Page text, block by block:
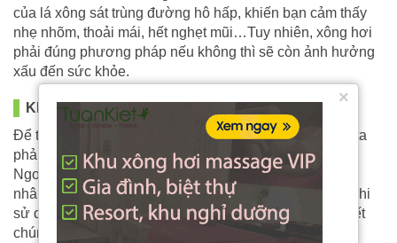
×
của lá xông sát trùng đường hô hấp, khiến bạn cảm thấy
nhẹ nhõm, thoải mái, hết nghẹt mũi…Tuy nhiên, xông hơi
phải đúng phương pháp nếu không thì sẽ còn ảnh hưởng
xấu đến sức khỏe.
KẾT LUẬN
Để trả lời cho việc xông hơi nhiều có tốt không, chúng ta
phải dựa trên từng quá trình và trường hợp xông hơi.
Ngoài ra các bạn cũng cần tham khảo thêm ý kiến của
nhân viên tư vấn cũng như ý kiến của các chuyên gia khi
sử dụng xông hơi vào từng việc trên. Thông qua bài viết
chúng tôi hy vọng đã giúp các bạn hiểu và lắm rõ được